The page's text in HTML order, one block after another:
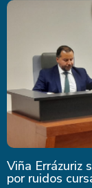
Viña
por ruidos